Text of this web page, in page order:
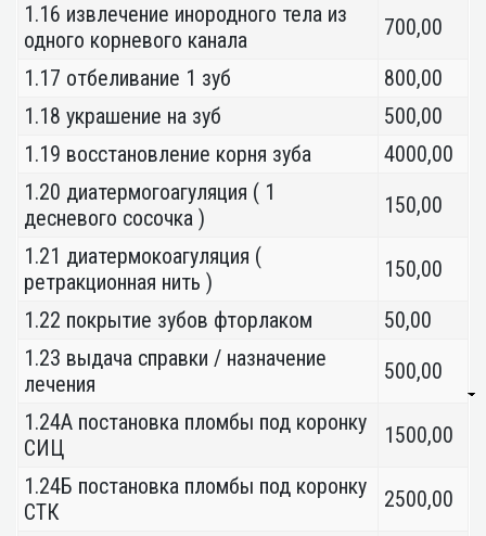
1.16 извлечение инородного тела из
одного корневого канала
700,00
1.17 отбеливание 1 зуб
800,00
1.18 украшение на зуб
500,00
1.19 восстановление корня зуба
4000,00
1.20 диатермогоагуляция ( 1
десневого сосочка )
150,00
1.21 диатермокоагуляция (
ретракционная нить )
150,00
1.22 покрытие зубов фторлаком
50,00
1.23 выдача справки / назначение
лечения
500,00
1.24А постановка пломбы под коронку
СИЦ
1500,00
1.24Б постановка пломбы под коронку
СТК
2500,00